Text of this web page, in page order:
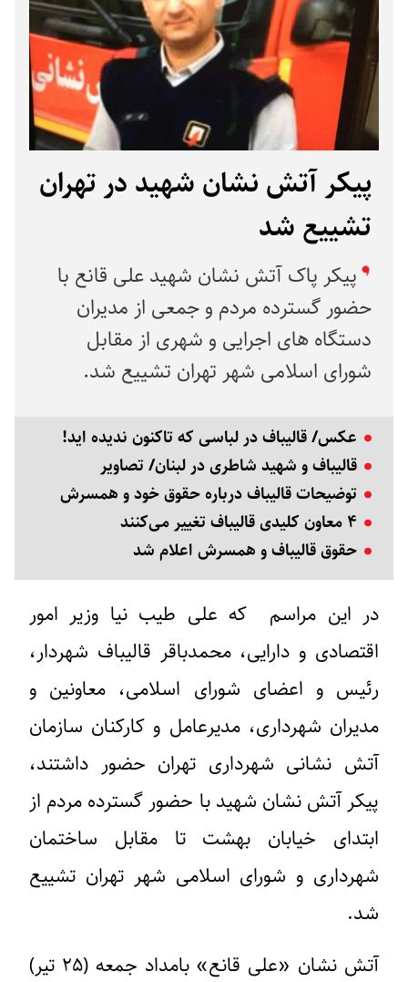
پیکر آتش نشان شهید در تهران
تشییع شد
پیکر پاک آتش نشان شهید علی قانع با
حضور گسترده مردم و جمعی از مدیران
دستگاه های اجرایی و شهری از مقابل
شورای اسلامی شهر تهران تشییع شد.
عکس/ قالیباف در لباسی که تاکنون ندیده اید!
قالیباف و شهید شاطری در لبنان‬/ تصاویر
توضیحات قالیباف درباره حقوق خود و همسرش
۴ معاون کلیدی قالیباف تغییر می‌کنند
حقوق قالیباف و همسرش اعلام شد
در این مراسم که علی طیب نیا وزیر امور
اقتصادی و دارایی، محمدباقر قالیباف شهردار،
رئیس و اعضای شورای اسلامی، معاونین و
مدیران شهرداری، مدیرعامل و کارکنان سازمان
آتش نشانی شهرداری تهران حضور داشتند،
پیکر آتش نشان شهید با حضور گسترده مردم از
ابتدای خیابان بهشت تا مقابل ساختمان
شهرداری و شورای اسلامی شهر تهران تشییع
شد.
آتش نشان «علی قانع» بامداد جمعه (۲۵ تیر)